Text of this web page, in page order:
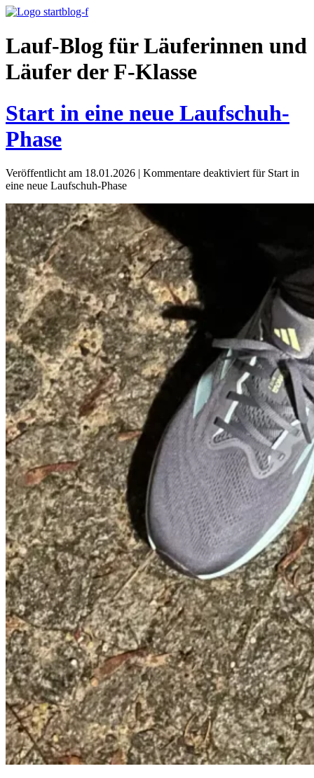
Lauf-Blog für Läuferinnen und
Läufer der F-Klasse
Start in eine neue Laufschuh-
Phase
Veröffentlicht am 18.01.2026 | Kommentare deaktiviert für Start in
eine neue Laufschuh-Phase